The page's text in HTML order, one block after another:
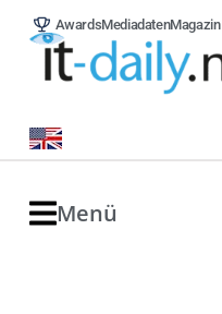
AwardsMediadatenMagazin
Menü